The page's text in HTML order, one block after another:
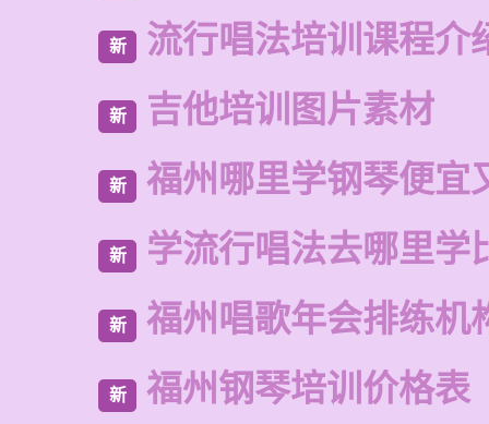
新 流行唱法培训课程介
新 吉他培训图片素材
新 福州哪里学钢琴便宜
新 学流行唱法去哪里学
新 福州唱歌年会排练机
新 福州钢琴培训价格表